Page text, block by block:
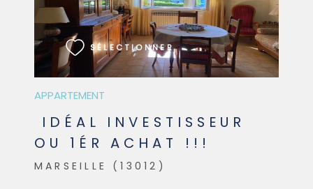
APPARTEMENT
IDÉAL INVESTISSEUR
OU 1ÉR ACHAT !!!
MARSEILLE (13012)
SÉLECTIONNER
VOIR LE BIEN